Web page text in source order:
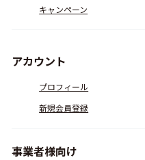
キャンペーン
アカウント
プロフィール
新規会員登録
事業者様向け